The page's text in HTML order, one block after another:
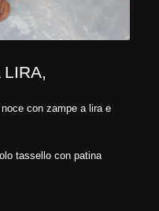
LIRA,
con zampe a lira e
tassello con patina